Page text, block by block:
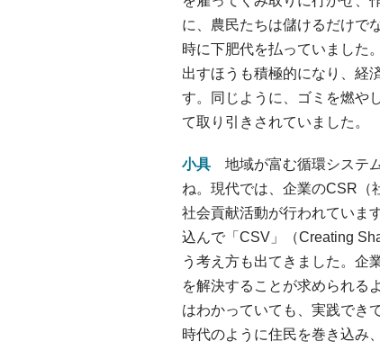
に、農民たちは儲けるだけで
時に下肥代を払っていました
出すほうも積極的になり、経
す。同じように、ゴミを燃や
て取り引きされていました。
小具 地域が富む循環システ
ね。現代では、企業のCSR（
社会貢献活動が行われていま
込んで「CSV」（Creating
う考え方も出てきました。企
を解決することが求められる
はわかっていても、実践でき
時代のように住民を巻き込み